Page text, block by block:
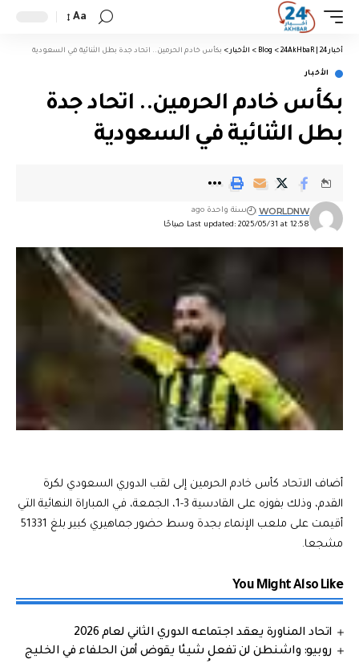
Aa
أخبار 24 | 24AkHbaR >
Blog
> الأخبار > بكأس خادم الحرمين.. اتحاد جدة بطل الثنائية في السعودية
الأخبار
بكأس خادم الحرمين.. اتحاد جدة
بطل الثنائية في السعودية
Last updated: 2025/05/31 at 12:58 صباحًا
WORLDNW سنة واحدة ago
أضاف الاتحاد كأس خادم الحرمين إلى لقب الدوري السعودي لكرة
القدم، وذلك بفوزه على القادسية 3-1، الجمعة، في المباراة النهائية التي
أقيمت على ملعب الإنماء بجدة وسط حضور جماهيري كبير بلغ 51331
مشجعا.
You Might Also Like
اتحاد المناورة يعقد اجتماعه الدوري الثاني لعام 2026
روبيو: واشنطن لن تفعل شيئا يقوض أمن الحلفاء في الخليج